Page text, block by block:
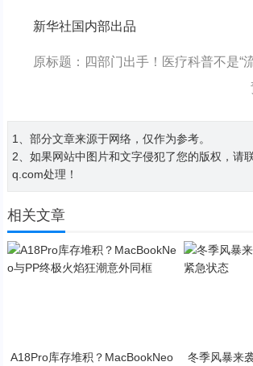
新华社国内部出品
原标题：四部门出手！医疗科普不是“
1、部分文章来源于网络，仅作为参考。
2、如果网站中图片和文字侵犯了您的版权，请
q.com处理！
相关文章
A18Pro库存堆积？MacBookNeo
冬季风暴来